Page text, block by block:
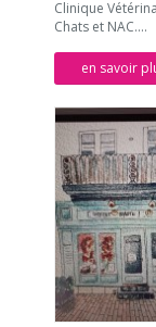
Clinique
Chats et NAC....
en savoir